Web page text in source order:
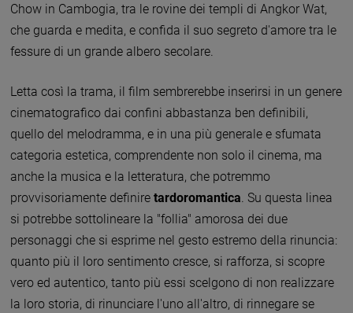
Chow in Cambogia, tra le rovine dei templi di Angkor Wat,
che guarda e medita, e confida il suo segreto d'amore tra le
fessure di un grande albero secolare.
Letta così la trama, il film sembrerebbe inserirsi in un genere
cinematografico dai confini abbastanza ben definibili,
quello del melodramma, e in una più generale e sfumata
categoria estetica, comprendente non solo il cinema, ma
anche la musica e la letteratura, che potremmo
provvisoriamente definire tardoromantica. Su questa linea
si potrebbe sottolineare la "follia" amorosa dei due
personaggi che si esprime nel gesto estremo della rinuncia:
quanto più il loro sentimento cresce, si rafforza, si scopre
vero ed autentico, tanto più essi scelgono di non realizzare
la loro storia, di rinunciare l'uno all'altro, di rinnegare se